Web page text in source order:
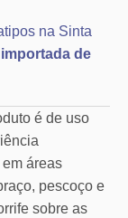
na Sinta
de
é de uso
áreas
pescoço e
sobre as